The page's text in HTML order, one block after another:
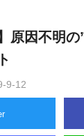
原因不明
9-12